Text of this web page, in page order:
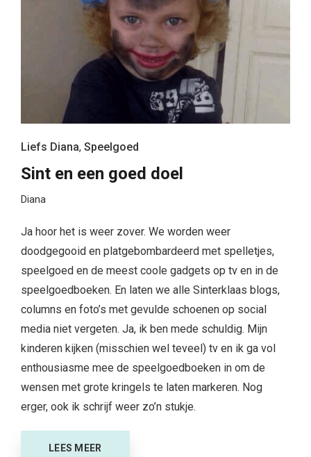
Liefs Diana, Speelgoed
Sint en een goed doel
Diana
Ja hoor het is weer zover. We worden weer
doodgegooid en platgebombardeerd met spelletjes,
speelgoed en de meest coole gadgets op tv en in de
speelgoedboeken. En laten we alle Sinterklaas blogs,
columns en foto’s met gevulde schoenen op social
media niet vergeten. Ja, ik ben mede schuldig. Mijn
kinderen kijken (misschien wel teveel) tv en ik ga vol
enthousiasme mee de speelgoedboeken in om de
wensen met grote kringels te laten markeren. Nog
erger, ook ik schrijf weer zo’n stukje.
LEES MEER